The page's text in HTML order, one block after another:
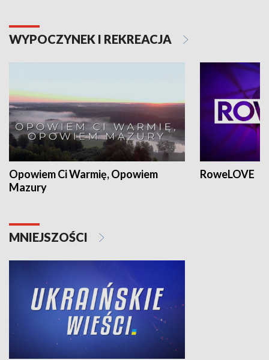
WYPOCZYNEK I REKREACJA
Opowiem Ci Warmię, Opowiem
Mazury
RoweLOVE
MNIEJSZOŚCI